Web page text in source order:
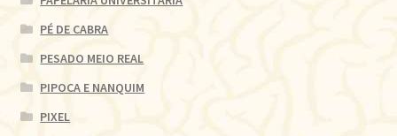
PÉ DE CABRA
PESADO MEIO REAL
PIPOCA E NANQUIM
PIXEL